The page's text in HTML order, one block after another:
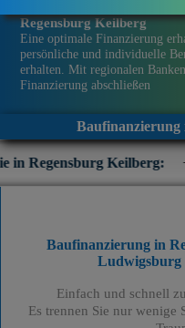
Regensburg Keilberg
Eine optimale Finanzierung
persönliche und individuelle
erhalten. Mit regionalen
Finanzierung abschließen
Baufinanzierung
Keilberg: +++
Baufinanzierung in
Ludwigsburg
Einfach und schnell
Es trennen Sie nur